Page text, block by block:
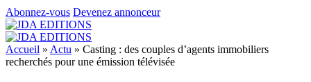
Abonnez-vous Devenez annonceur
Accueil » Actu » Casting : des couples d’agents immobiliers
recherchés pour une émission télévisée